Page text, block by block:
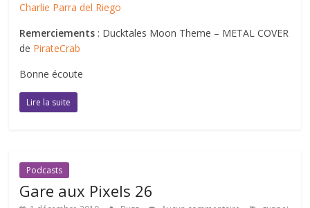
Charlie Parra del Riego
Remerciements : Ducktales Moon Theme – METAL COVER
de PirateCrab
Bonne écoute
Lire la suite
Podcasts
Gare aux Pixels 26